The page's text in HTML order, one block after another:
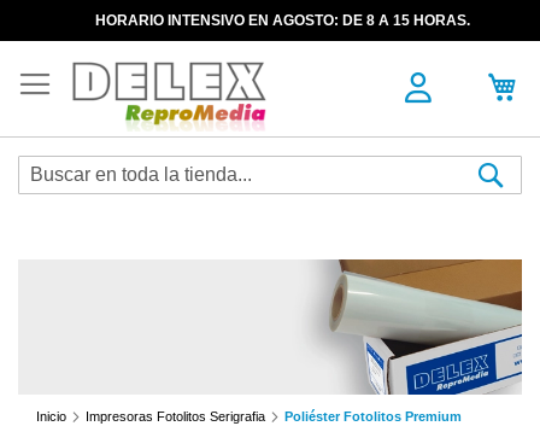
HORARIO INTENSIVO EN AGOSTO: DE 8 A 15 HORAS.
Inicio Impresoras Fotolitos Serigrafia Poliéster Fotolitos Premium